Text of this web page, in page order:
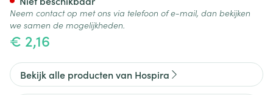
€ 2,16
Neem contact op met ons via telefoon of e-mail, dan bekijken
we samen de mogelijkheden.
Bekijk alle producten van Hospira